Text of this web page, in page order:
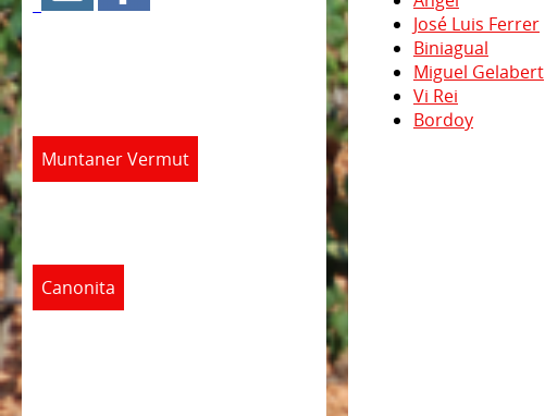
Muntaner Vermut
Canonita
José Luis Ferrer
Biniagual
Miguel Gelabert
Vi Rei
Bordoy